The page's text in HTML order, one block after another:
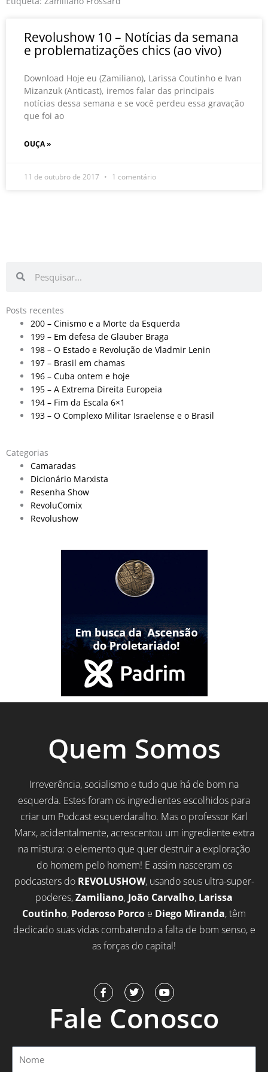
Revolushow 10 – Notícias da semana
e problematizações chics (ao vivo)
Download Hoje eu (Zamiliano), Larissa Coutinho e Ivan
Mizanzuk (Anticast), iremos falar das principais
notícias dessa semana e se você perdeu essa gravação
que foi ao
OUÇA »
11 de outubro de 2017 1 comentário
Posts recentes
200 – Cinismo e a Morte da Esquerda
199 – Em defesa de Glauber Braga
198 – O Estado e Revolução de Vladmir Lenin
197 – Brasil em chamas
196 – Cuba ontem e hoje
195 – A Extrema Direita Europeia
194 – Fim da Escala 6×1
193 – O Complexo Militar Israelense e o Brasil
Categorias
Camaradas
Dicionário Marxista
Resenha Show
RevoluComix
Revolushow
Quem Somos
Irreverência, socialismo e tudo que há de bom na
esquerda. Estes foram os ingredientes escolhidos para
criar um Podcast esquerdaralho. Mas o professor Karl
Marx, acidentalmente, acrescentou um ingrediente extra
na mistura: o elemento que quer destruir a exploração
do homem pelo homem! E assim nasceram os
podcasters do REVOLUSHOW, usando seus ultra-super-
poderes,Zamiliano, João Carvalho, Larissa
Coutinho, Poderoso Porco e Diego Miranda, têm
dedicado suas vidas combatendo a falta de bom senso, e
as forças do capital!
F
a
c
o
T
w
i
t
t
r
Y
o
u
t
u
e
Fale Conosco